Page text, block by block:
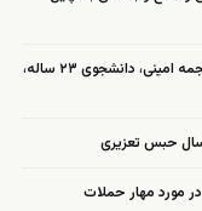
اتهام «محاربه» برای چند استوری اینستاگرامی؛ نجمه امینی، دانشجوی ۲۳ ساله،
مورد مهار حملات